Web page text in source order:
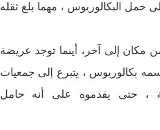
حمل البكالوريوس ، مهما بلغ ثقله
مكان إلى آخر، أينما توجد عريضة
بكالوريوس ، يتبرع إلى جمعيات
، حتى يقدموه على أنه حامل